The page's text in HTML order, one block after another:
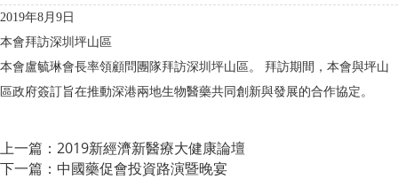
2019年8月9日
本會拜訪深圳坪山區
本會盧毓琳會長率領顧問團隊拜訪深圳坪山區。 拜訪期間，本會與坪山
區政府簽訂旨在推動深港兩地生物醫藥共同創新與發展的合作協定。
上一篇： 2019新經濟新醫療大健康論壇
下一篇： 中國藥促會投資路演暨晚宴